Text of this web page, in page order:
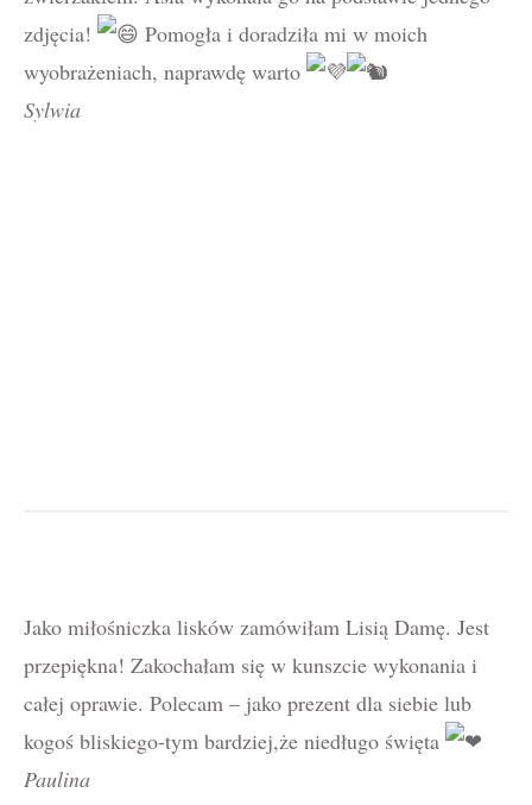
zdjęcia!
Pomogła i doradziła mi w moich
wyobrażeniach, naprawdę warto
Sylwia
Jako miłośniczka lisków zamówiłam Lisią Damę. Jest
przepiękna! Zakochałam się w kunszcie wykonania i
całej oprawie. Polecam – jako prezent dla siebie lub
kogoś bliskiego-tym bardziej,że niedługo święta
Paulina